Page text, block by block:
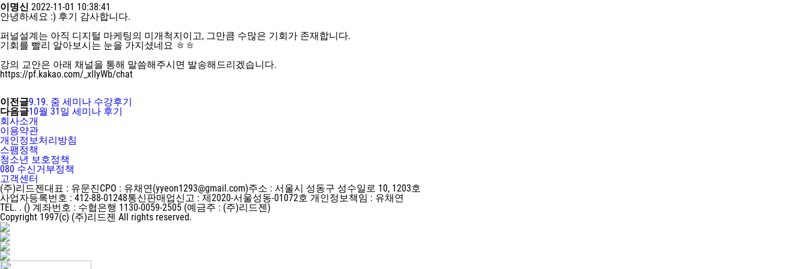
이명신 2022-11-01 10:38:41
안녕하세요 :) 후기 감사합니다.
퍼널설계는 아직 디지털 마케팅의 미개척지이고, 그만큼 수많은 기회가 존재합니다.
기회를 빨리 알아보시는 눈을 가지셨네요 ㅎㅎ
강의 교안은 아래 채널을 통해 말씀해주시면 발송해드리겠습니다.
https://pf.kakao.com/_xlIyWb/chat
이전글9.19. 줌 세미나 수강후기
다음글10월 31일 세미나 후기
회사소개
이용약관
개인정보처리방침
스팸정책
청소년 보호정책
080 수신거부정책
고객센터
(주)리드젠대표 : 유문진CPO : 유채연(yyeon1293@gmail.com)주소 : 서울시 성동구 성수일로 10, 1203호
사업자등록번호 : 412-88-01248통신판매업신고 : 제2020-서울성동-01072호 개인정보책임 : 유채연
TEL. . () 계좌번호 : 수협은행 1130-0059-2505 (예금주 : (주)리드젠)
Copyright 1997(c) (주)리드젠 All rights reserved.